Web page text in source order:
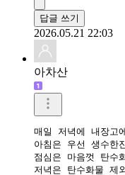
답글 쓰기
2026.05.21 22:03
아차산
매일 저녁에 내장고
아침은 우선 생수
점심은 마음껏 탄수
저녁은 탄수화물 제